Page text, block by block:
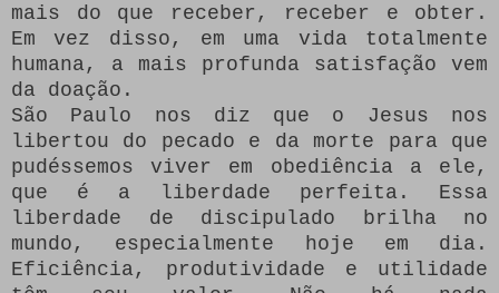
mais do que receber, receber e obter.
Em vez disso, em uma vida totalmente
humana, a mais profunda satisfação vem
da doação.
São Paulo nos diz que o Jesus nos
libertou do pecado e da morte para que
pudéssemos viver em obediência a ele,
que é a liberdade perfeita.
Essa
liberdade de discipulado brilha no
mundo, especialmente hoje em dia.
Eficiência, produtividade e utilidade